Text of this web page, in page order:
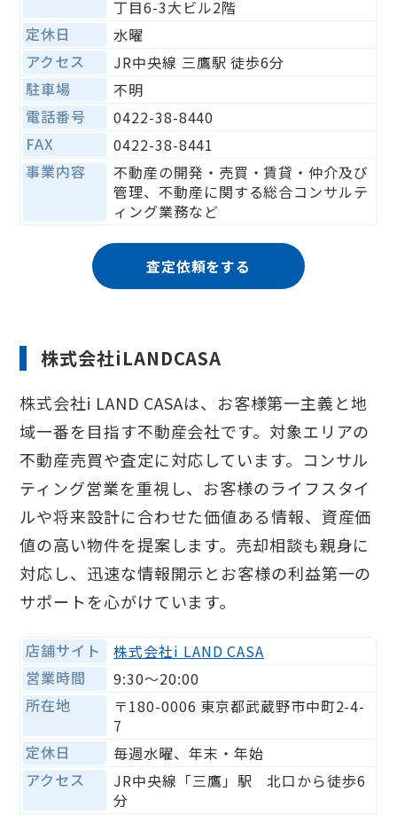
丁目6-3大ビル2階
定休日
水曜
アクセス
JR中央線 三鷹駅 徒歩6分
駐車場
不明
電話番号
0422-38-8440
FAX
0422-38-8441
事業内容
不動産の開発・売買・賃貸・仲介及び
管理、不動産に関する総合コンサルテ
ィング業務など
査定依頼をする
株式会社iLANDCASA
株式会社i LAND CASAは、お客様第一主義と地
域一番を目指す不動産会社です。対象エリアの
不動産売買や査定に対応しています。コンサル
ティング営業を重視し、お客様のライフスタイ
ルや将来設計に合わせた価値ある情報、資産価
値の高い物件を提案します。売却相談も親身に
対応し、迅速な情報開示とお客様の利益第一の
サポートを心がけています。
店舗サイト
株式会社i LAND CASA
営業時間
9:30〜20:00
所在地
〒180-0006 東京都武蔵野市中町2-4-
7
定休日
毎週水曜、年末・年始
アクセス
JR中央線「三鷹」駅 北口から徒歩6
分